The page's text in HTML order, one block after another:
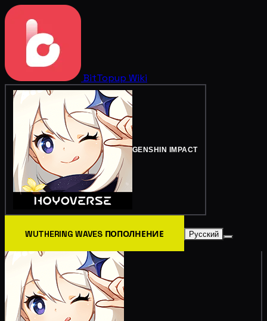
BitTopup Wiki
GENSHIN IMPACT
WUTHERING WAVES ПОПОЛНЕНИЕ Русский